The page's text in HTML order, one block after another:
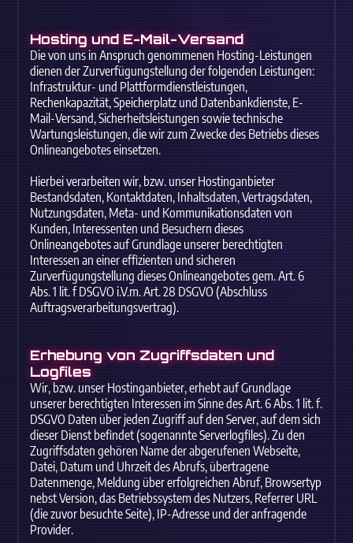
Hosting und E-Mail-Versand
Die von uns in Anspruch genommenen Hosting-Leistungen
dienen der Zurverfügungstellung der folgenden Leistungen:
Infrastruktur- und Plattformdienstleistungen,
Rechenkapazität, Speicherplatz und Datenbankdienste, E-
Mail-Versand, Sicherheitsleistungen sowie technische
Wartungsleistungen, die wir zum Zwecke des Betriebs dieses
Onlineangebotes einsetzen.
Hierbei verarbeiten wir, bzw. unser Hostinganbieter
Bestandsdaten, Kontaktdaten, Inhaltsdaten, Vertragsdaten,
Nutzungsdaten, Meta- und Kommunikationsdaten von
Kunden, Interessenten und Besuchern dieses
Onlineangebotes auf Grundlage unserer berechtigten
Interessen an einer effizienten und sicheren
Zurverfügungstellung dieses Onlineangebotes gem. Art. 6
Abs. 1 lit. f DSGVO i.V.m. Art. 28 DSGVO (Abschluss
Auftragsverarbeitungsvertrag).
Erhebung von Zugriffsdaten und
Logfiles
Wir, bzw. unser Hostinganbieter, erhebt auf Grundlage
unserer berechtigten Interessen im Sinne des Art. 6 Abs. 1 lit. f.
DSGVO Daten über jeden Zugriff auf den Server, auf dem sich
dieser Dienst befindet (sogenannte Serverlogfiles). Zu den
Zugriffsdaten gehören Name der abgerufenen Webseite,
Datei, Datum und Uhrzeit des Abrufs, übertragene
Datenmenge, Meldung über erfolgreichen Abruf, Browsertyp
nebst Version, das Betriebssystem des Nutzers, Referrer URL
(die zuvor besuchte Seite), IP-Adresse und der anfragende
Provider.